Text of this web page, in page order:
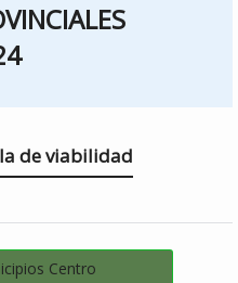
en
de viabilidad
Centro